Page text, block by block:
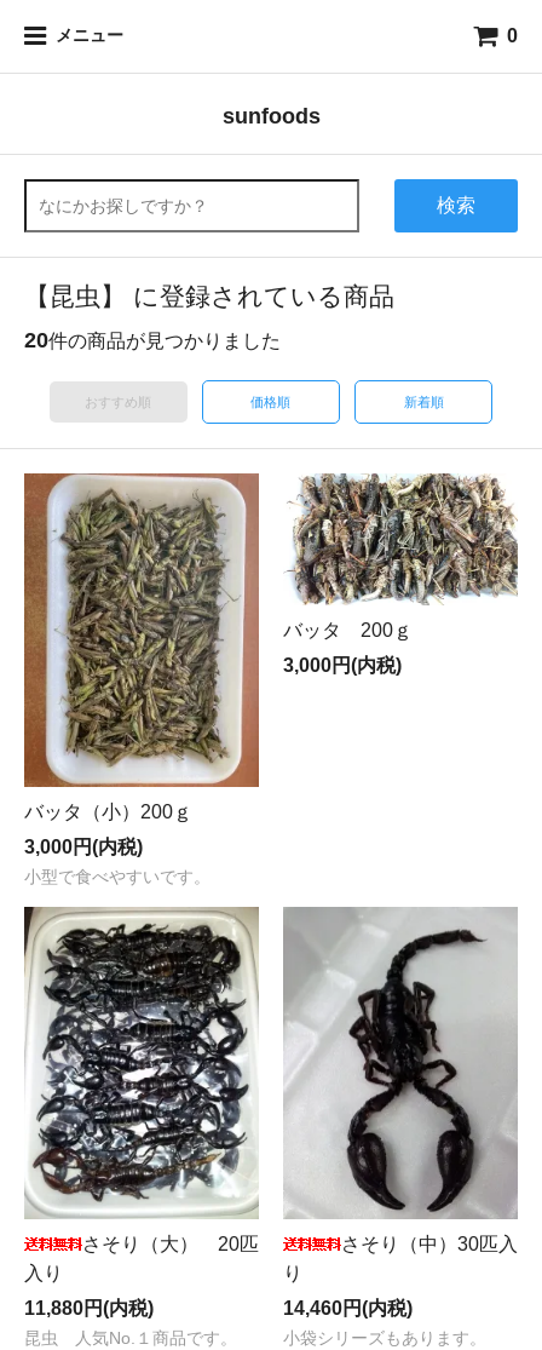
メニュー 0
sunfoods
検索
【昆虫】 に登録されている商品
20件の商品が見つかりました
おすすめ順 価格順 新着順
バッタ（小）200ｇ
3,000円(内税)
小型で食べやすいです。
バッタ 200ｇ
3,000円(内税)
さそり（大） 20匹
入り
11,880円(内税)
昆虫 人気No.１商品です。
さそり（中）30匹入
り
14,460円(内税)
小袋シリーズもあります。